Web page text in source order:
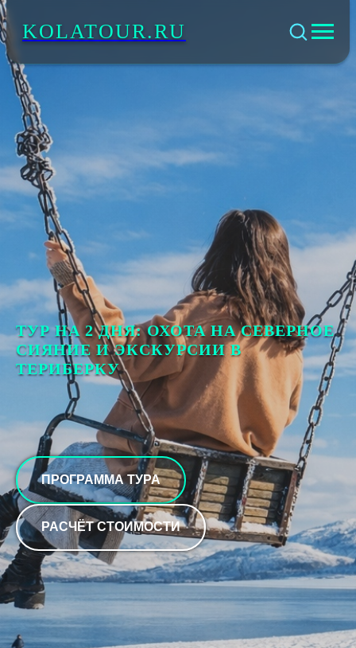
KOLATOUR.RU
ТУР НА 2 ДНЯ: ОХОТА НА СЕВЕРНОЕ
СИЯНИЕ И ЭКСКУРСИИ В
ТЕРИБЕРКУ
ПРОГРАММА ТУРА
РАСЧЁТ СТОИМОСТИ